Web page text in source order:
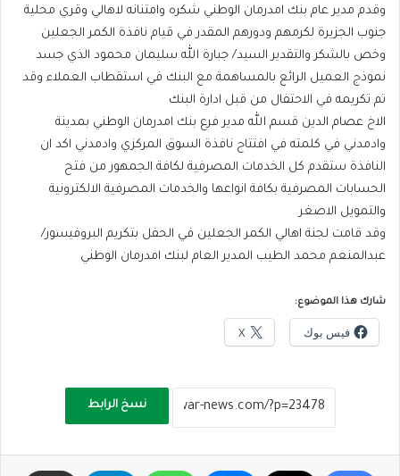
وقدم مدير عام بنك امدرمان الوطني شكره وامتنانه لاهالي وقري محلية
جنوب الجزيرة لكرمهم ودورهم المقدر في قيام نافذة الكمر الجعلين
وخص بالشكر والتقدير السيد/ جبارة الله سليمان محمود الذي جسد
نموذج العميل الرائع بالمساهمة مع البنك في استقطاب العملاء وقد
تم تكريمه في الاحتفال من قبل ادارة البنك
الاخ عصام الدين قسم الله مدير فرع بنك امدرمان الوطني بمدينة
وادمدني في كلمته في افتتاح نافذة السوق المركزي وادمدني اكد ان
النافذة ستقدم كل الخدمات المصرفية لكافة الجمهور من فتح
الحسابات المصرفية بكافة انواعها والخدمات المصرفية الالكترونية
والتمويل الاصغر
وقد قامت لجنة اهالي الكمر الجعلين في الحفل بتكريم البروفيسور/
عبدالمنعم محمد الطيب المدير العام لبنك امدرمان الوطني
شارك هذا الموضوع:
فيس بوك X
نسخ الرابط